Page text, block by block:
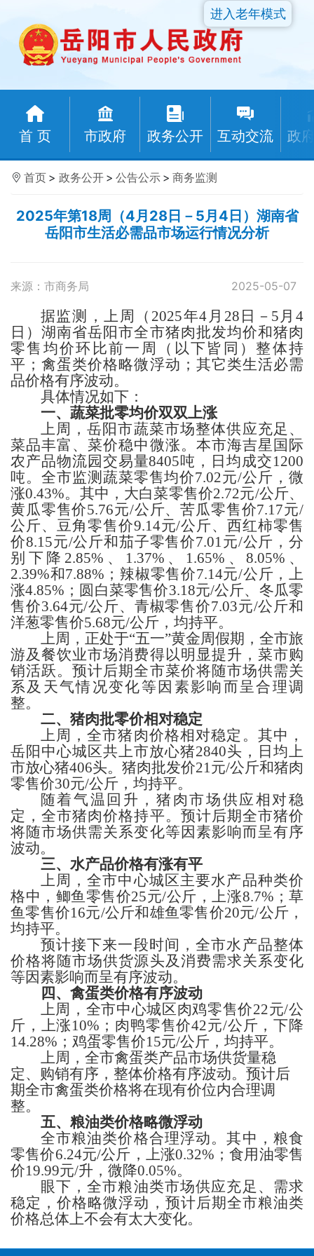
首 页 市政府 政务公开 互动交流 政
进入老年模式
首页 > 政务公开 > 公告公示 > 商务监测
2025年第18周（4月28日－5月4日）湖南省
岳阳市生活必需品市场运行情况分析
来源：市商务局 2025-05-07
据监测，上周 （ 2025年4 月 28 日－ 5月4
日）湖南省岳阳市全市猪肉批发均价和猪肉
零售均价环比前一周（以下皆同）整体持
平；禽蛋类价格略微浮动； 其它类生活必需
品价格有序波动。
具体情况如下：
一、蔬菜批零均价双双上涨
上周，岳阳市蔬菜市场整体供应充足、
菜品丰富、菜价稳中微涨。本市海吉星国际
农产品物流园交易量8405吨，日均成交1200
吨。 全市监测蔬菜零售均价7.02元/公斤，微
涨0.43%。 其中， 大白菜零售价2.72元/公斤、
黄瓜零售价5.76元/公斤、苦瓜零售价7.17元/
公斤、豆角零售价9.14元/公斤、西红柿零售
价8.15元/公斤和茄子零售价7.01元/公斤，分
别下降 2.85%、1.37%、1.65%、8.05%、
2.39%和7.88%；辣椒零售价7.14元/公斤，上
涨4.85%； 圆白菜零售价3.18元/公斤、 冬瓜零
售价3.64元/公斤、青椒零售价7.03元/公斤和
洋葱零售价5.68元/公斤， 均持平。
上周，正处于“五一”黄金周假期，全市旅
游及餐饮业市场消费得以明显提升，菜市购
销活跃。预计后期全市菜价将随市场供需关
系及天气情况变化等因素影响而呈合理调
整。
二、猪肉批零价相对稳定
上周，全市猪肉价格相对稳定。其中，
岳阳 中心城区共上市放心猪2840头，日均上
市放心猪406头。 猪肉批发价21元/公斤和猪肉
零售价30元/公斤， 均持平。
随着气温回升，猪肉市场供应相对稳
定，全市猪肉价格持平。 预计后期全市猪价
将随市场供需关系变化等因素影响而呈有序
波动。
三、 水产品价格有涨有平
上周，全市中心城区主要水产品种类价
格中， 鲫鱼 零售价25元/公斤，上涨8.7%；草
鱼零售价16元/公斤和雄鱼零售价20元/公斤，
均持平。
预计接下来一段时间，全市水产品整体
价格将随市场供货源头及消费需求关系变化
等因素影响而呈有序波动。
四、禽蛋类价格有序波动
上周， 全市中心城区肉鸡零售价22元/公
斤， 上涨10%；肉鸭零售价42元/公斤，下降
14.28%；鸡蛋零售价15元/公斤， 均持平。
上周，全市禽蛋类产品市场供货量稳
定、 购销有序，整体价格有序波动。 预计后
期全市禽蛋类价格将在现有价位内合理调
整。
五、粮油类价格略微浮动
全市粮油类价格合理浮动。其中， 粮食
零售价6.24元/公斤， 上涨0.32%；食用油零售
价19.99元/升， 微降0.05%。
眼下，全市粮油类市场供应充足、 需求
稳定 ，价格略微浮动， 预计后期全市粮油类
价格总体上不会有太大变化。